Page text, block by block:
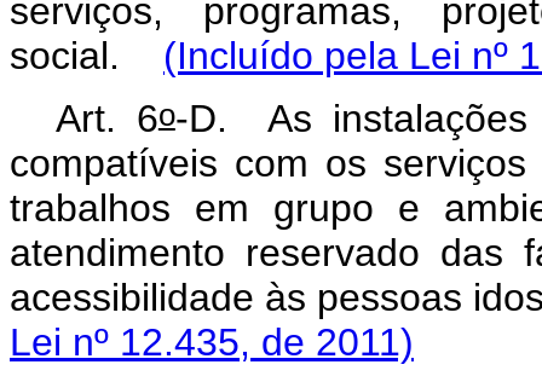
serviços, programas,
social. (Incluído pela Lei nº
Art. 6o-D.As
compatíveis com os
trabalhos em grupo e
atendimento reservado das
acessibilidade às pessoas
Lei nº 12.435, de 2011)